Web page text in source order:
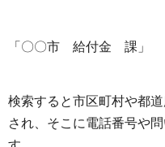
「〇〇市 給付金 課」
検索すると市区町村や都
され、そこに電話番号や